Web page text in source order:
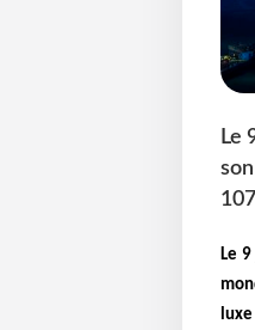
Le
Le